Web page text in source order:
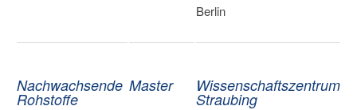
Berlin
Nachwachsende
Rohstoffe
Master Wissenschaftszentrum
Straubing